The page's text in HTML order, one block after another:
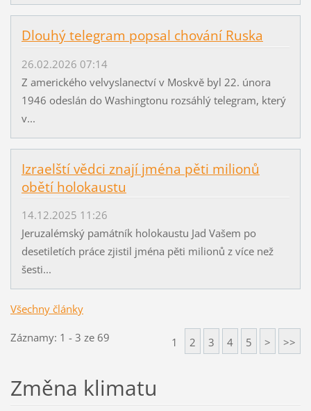
Dlouhý telegram popsal chování Ruska
26.02.2026 07:14
Z amerického velvyslanectví v Moskvě byl 22. února
1946 odeslán do Washingtonu rozsáhlý telegram, který
v...
Izraelští vědci znají jména pěti milionů
obětí holokaustu
14.12.2025 11:26
Jeruzalémský památník holokaustu Jad Vašem po
desetiletích práce zjistil jména pěti milionů z více než
šesti...
Všechny články
Záznamy: 1 - 3 ze 69 1 2 3 4 5 > >>
Změna klimatu